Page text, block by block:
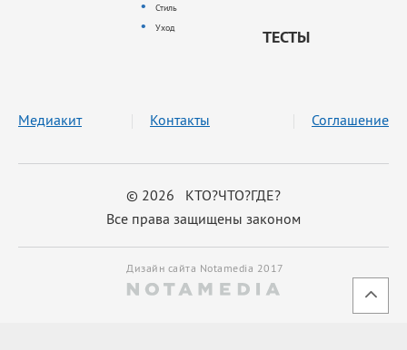
Стиль
Уход
ТЕСТЫ
© 2026 КТО?ЧТО?ГДЕ?
Все права защищены законом
Медиакит Контакты Соглашение
Дизайн сайта Notamedia 2017